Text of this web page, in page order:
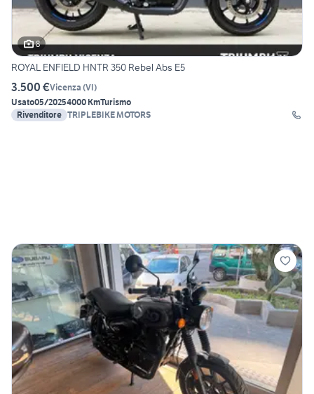
8
ROYAL ENFIELD HNTR 350 Rebel Abs E5
3.500 €Vicenza (VI)
Usato05/20254000 KmTurismo
Rivenditore
TRIPLEBIKE MOTORS